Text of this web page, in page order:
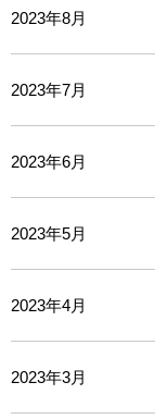
2023年8月
2023年7月
2023年6月
2023年5月
2023年4月
2023年3月